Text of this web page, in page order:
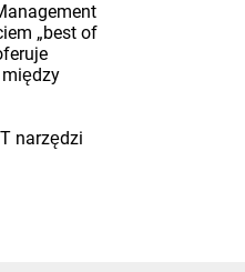
„best of
narzędzi